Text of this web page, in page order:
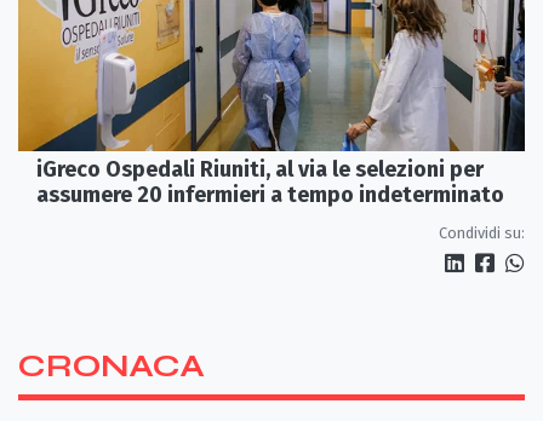
iGreco Ospedali Riuniti, al via le selezioni per
assumere 20 infermieri a tempo indeterminato
Condividi su:
CRONACA